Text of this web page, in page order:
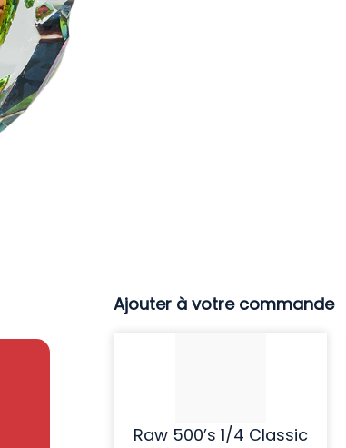
Ajouter à votre commande
Raw 500’s 1/4 Classic